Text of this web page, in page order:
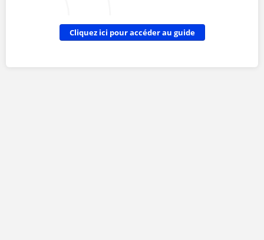
Cliquez ici pour accéder au guide